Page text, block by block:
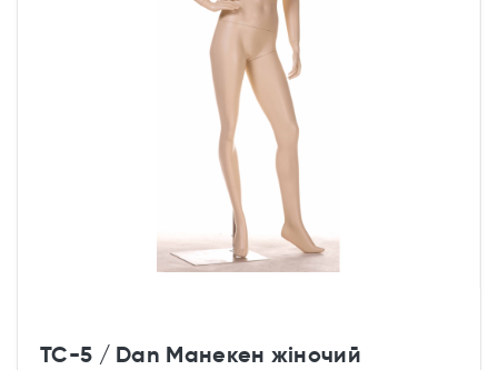
TC-5 / Dan Манекен жіночий